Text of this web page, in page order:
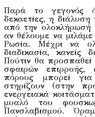
Παρά το γεγονός
δεκαετίες, η
από την ολοκλήρωσή
αν θέλουμε να
Ρωσία. Μέχρι να
διαδικασία, κανείς
Πούτιν θα προσπαθεί
σφαιρών
πόρους μπορεί
στηρίζουν (στην
ενεργειακά
μυαλό του
Πανσλαβισμού.